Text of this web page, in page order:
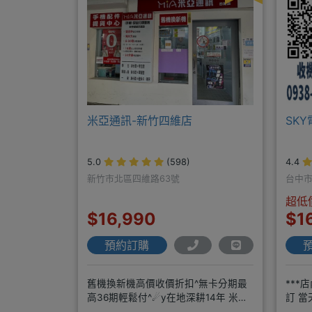
米亞通訊-新竹四維店
5.0
(598)
新竹市北區四維路63號
$16,990
預約訂購
舊機換新機高價收價折扣^無卡分期最
高36期輕鬆付^☄y在地深耕14年 米亞
SKY
4.4
台中
超
***店
訂 當